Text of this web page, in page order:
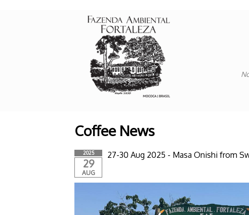
Coffee News
2025
29
AUG
27-30 Aug 2025 - Masa Onishi from